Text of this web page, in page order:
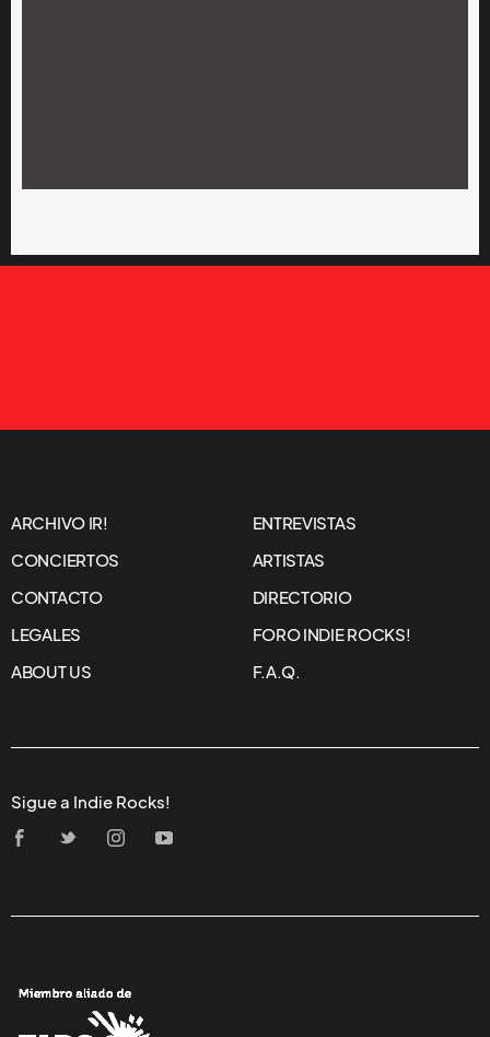
ARCHIVO IR!
ENTREVISTAS
CONCIERTOS
ARTISTAS
CONTACTO
DIRECTORIO
LEGALES
FORO INDIE ROCKS!
ABOUT US
F.A.Q.
Sigue a Indie Rocks!